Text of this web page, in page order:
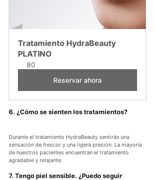
Tratamiento HydraBeauty
PLATINO
80
Reservar ahora
6. ¿Cómo se sienten los tratamientos?
Durante el tratamiento HydraBeauty sentirás una
sensación de frescor y una ligera presión. La mayoría
de nuestros pacientes encuentran el tratamiento
agradable y relajante.
7. Tengo piel sensible. ¿Puedo seguir